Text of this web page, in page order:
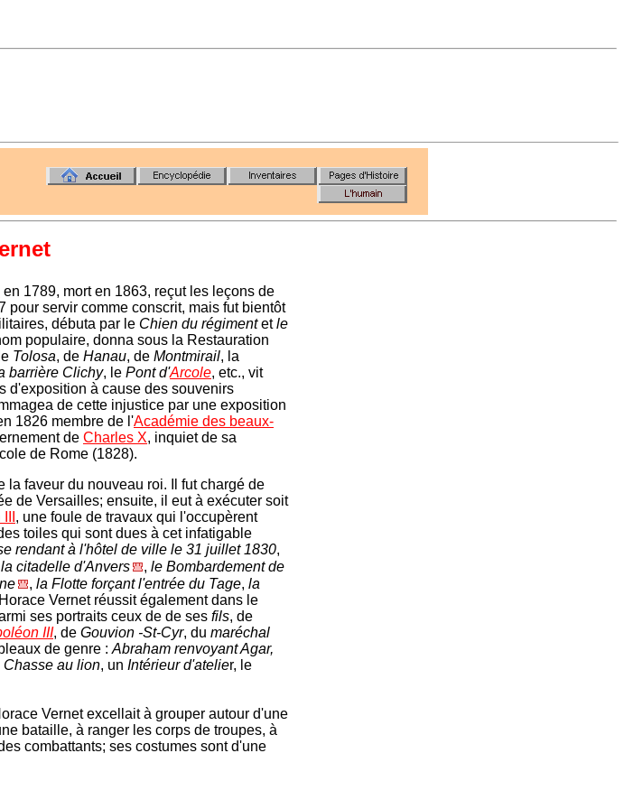
en 1789, mort en 1863, reçut les leçons de
pour servir comme conscrit, mais fut bientôt
débuta par le Chien du régimentetle
populaire, donna sous la Restauration
Tolosa, de Hanau, de Montmirail, la
barrière Clichy, le Pont d'Arcole, etc., vit
d'exposition à cause des souvenirs
de cette injustice par une exposition
1826 membre de l'Académie des beaux-
de Charles X, inquiet de sa
de Rome (1828).
la faveur du nouveau roi. Il fut chargé de
de Versailles; ensuite, il eut à exécuter soit
, une foule de travaux qui l'occupèrent
toiles qui sont dues à cet infatigable
rendant à l'hôtel de ville le 31 juillet 1830,
citadelle d'Anvers , le Bombardement de
, la Flotte forçant l'entrée du Tage, la
Vernet réussit également dans le
ses portraits ceux de de ses fils, de
III, de Gouvion -St-Cyr, du maréchal
de genre : Abraham renvoyant Agar,
Chasse au lion, un Intérieur d'atelier, le
Vernet excellait à grouper autour d'une
bataille, à ranger les corps de troupes, à
combattants; ses costumes sont d'une